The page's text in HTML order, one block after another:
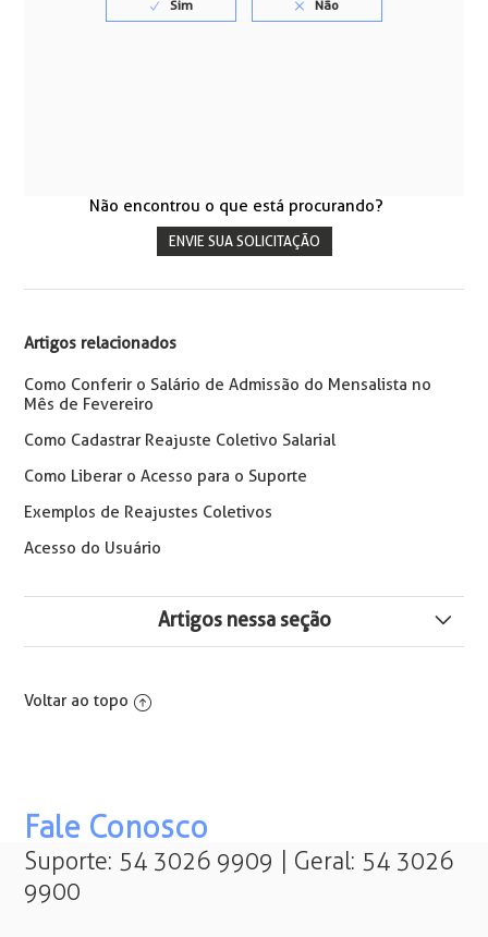
Não encontrou o que está procurando?
ENVIE SUA SOLICITAÇÃO
Artigos relacionados
Como Conferir o Salário de Admissão do Mensalista no
Mês de Fevereiro
Como Cadastrar Reajuste Coletivo Salarial
Como Liberar o Acesso para o Suporte
Exemplos de Reajustes Coletivos
Acesso do Usuário
Artigos nessa seção
Alterações no Sistema para Cálculo de Rescisão
Como Utilizar a Rotina Atualizar Dados para Cálculo
⚠️Crédito do Trabalhador (eConsignado): Principais
Voltar ao topo
Fale Conosco
Suporte: 54 3026 9909 | Geral: 54 3026
9900